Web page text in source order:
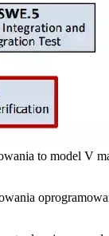
to model V